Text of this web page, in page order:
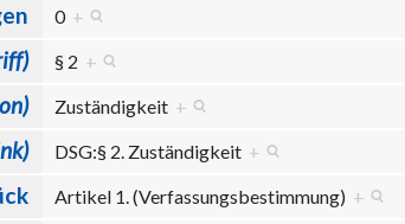
0 +
§ 2 +
Zuständigkeit +
DSG:§ 2. Zuständigkeit +
Artikel 1. (Verfassungsbestimmung) +